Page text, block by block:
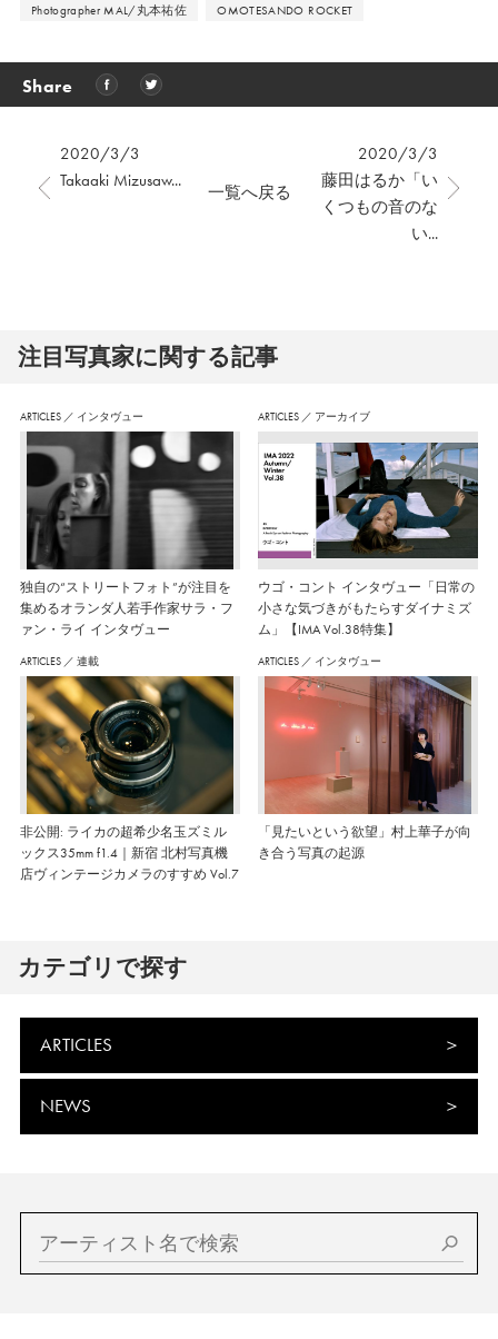
Photographer MAL/丸本祐佐 OMOTESANDO ROCKET
Share
2020/3/3
Takaaki Mizusaw...
2020/3/3
藤田はるか「い
くつもの音のな
い...
一覧へ戻る
注⽬写真家に関する記事
ARTICLES ／ インタヴュー
独自の“ストリートフォト”が注目を
集めるオランダ人若手作家サラ・フ
ァン・ライ インタヴュー
ARTICLES ／ アーカイブ
ウゴ・コント インタヴュー「日常の
小さな気づきがもたらすダイナミズ
ム」【IMA Vol.38特集】
ARTICLES ／ 連載
非公開: ライカの超希少名玉ズミル
ックス35mm f1.4｜新宿 北村写真機
店ヴィンテージカメラのすすめ Vol.7
ARTICLES ／ インタヴュー
「見たいという欲望」村上華子が向
き合う写真の起源
カテゴリで探す
ARTICLES
NEWS